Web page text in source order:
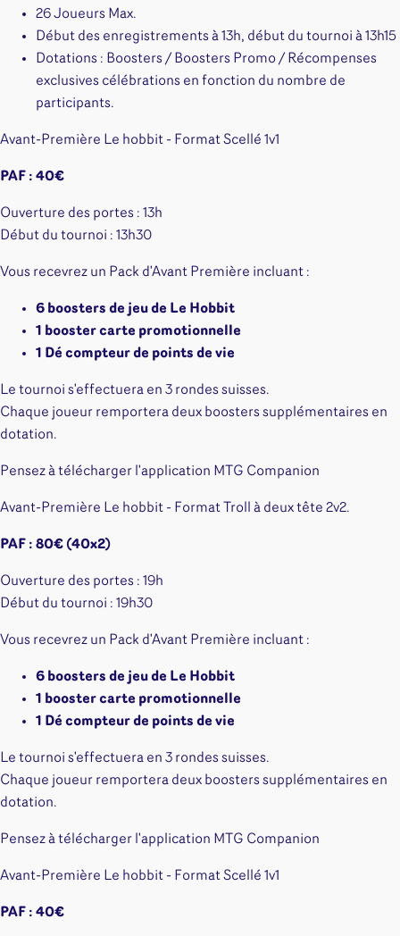
26 Joueurs Max.
Début des enregistrements à 13h, début du tournoi à 13h15
Dotations : Boosters / Boosters Promo / Récompenses
exclusives célébrations en fonction du nombre de
participants.
Avant-Première Le hobbit - Format Scellé 1v1
PAF : 40€
Ouverture des portes : 13h
Début du tournoi : 13h30
Vous recevrez un Pack d'Avant Première incluant :
6 boosters de jeu de Le Hobbit
1 booster carte promotionnelle
1 Dé compteur de points de vie
Le tournoi s'effectuera en 3 rondes suisses.
Chaque joueur remportera deux boosters supplémentaires en
dotation.
Pensez à télécharger l'application MTG Companion
Avant-Première Le hobbit - Format Troll à deux tête 2v2.
PAF : 80€ (40x2)
Ouverture des portes : 19h
Début du tournoi : 19h30
Vous recevrez un Pack d'Avant Première incluant :
6 boosters de jeu de Le Hobbit
1 booster carte promotionnelle
1 Dé compteur de points de vie
Le tournoi s'effectuera en 3 rondes suisses.
Chaque joueur remportera deux boosters supplémentaires en
dotation.
Pensez à télécharger l'application MTG Companion
Avant-Première Le hobbit - Format Scellé 1v1
PAF : 40€